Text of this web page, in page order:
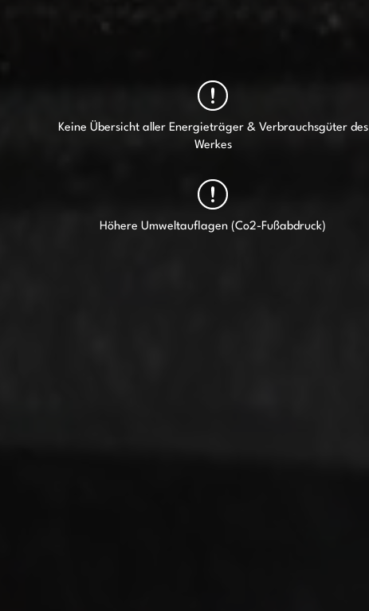
Keine Übersicht aller Energieträger & Verbrauchsgüter des
Werkes​
Höhere Umweltauflagen (Co2-Fußabdruck)